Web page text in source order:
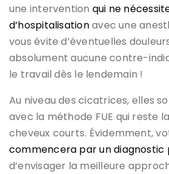
une intervention qui ne
d’hospitalisationavec une
vous évite d’éventuelles
absolument aucune contre-
le travail dès le lendemain !
Au niveau des cicatrices, elles
avec la méthode FUE qui reste
cheveux courts. Évidemment,
commencera par un diagnostic
d’envisager la meilleure